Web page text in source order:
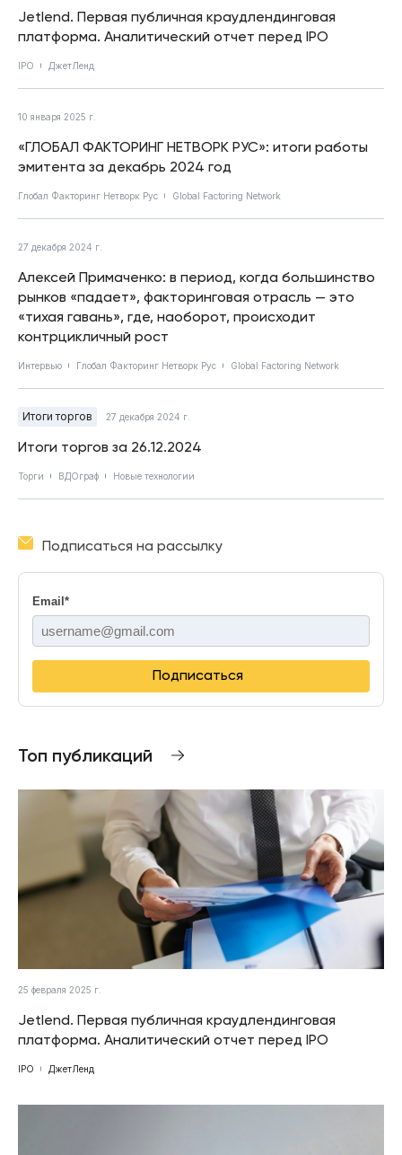
Jetlend. Первая публичная краудлендинговая
платформа. Аналитический отчет перед IPO
IPO ДжетЛенд
10 января 2025 г.
«ГЛОБАЛ ФАКТОРИНГ НЕТВОРК РУС»: итоги работы
эмитента за декабрь 2024 год
Глобал Факторинг Нетворк Рус Global Factoring Network
27 декабря 2024 г.
Алексей Примаченко: в период, когда большинство
рынков «падает», факторинговая отрасль — это
«тихая гавань», где, наоборот, происходит
контрцикличный рост
Интервью Глобал Факторинг Нетворк Рус Global Factoring Network
Итоги торгов 27 декабря 2024 г.
Итоги торгов за 26.12.2024
Торги ВДОграф Новые технологии
Подписаться на рассылку
Email *
Подписаться
Топ публикаций
25 февраля 2025 г.
Jetlend. Первая публичная краудлендинговая
платформа. Аналитический отчет перед IPO
IPO ДжетЛенд